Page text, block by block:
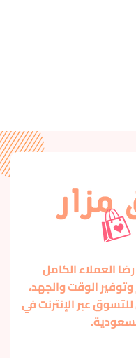
العملاء الكامل
الوقت والجهد،
عبر الإنترنت في